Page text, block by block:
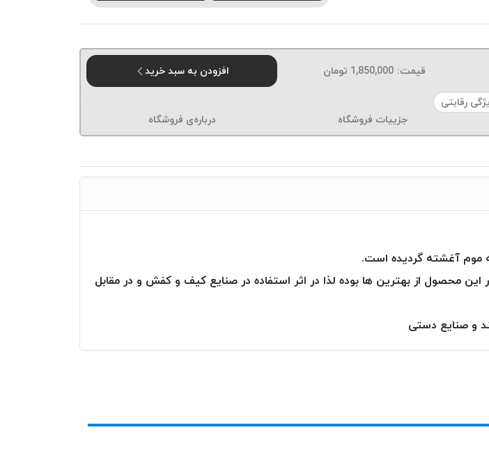
قیمت: 1,850,000 تومان
افزودن به سبد خرید
رقابتی
جزییات فروشگاه درباره‌ی فروشگاه
الیاف استفاده شده در این محصول از بهترین ها بوده لذا در اثر استفاده در صنایع کیف و کفش و در مقابل
و صنایع دستی